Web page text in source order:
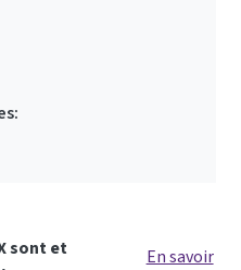
sont et
En savoir